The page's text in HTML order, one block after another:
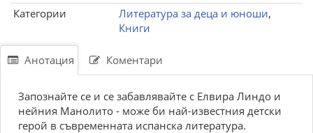
Категории
Литература за деца и юноши,
Книги
Анотация Коментари
Запознайте се и се забавлявайте с Елвира Линдо и
нейния Манолито - може би най-известния детски
герой в съвременната испанска литература.